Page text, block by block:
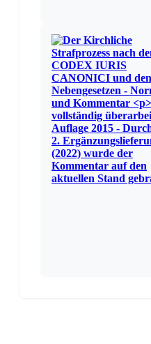
- Paul VI.: Enzyklika
- Paul VI.: Instruktion
- Codex Iuris Canonici
- Johannes Paul II.:
- Johannes Paul II.:
- Kompendium des